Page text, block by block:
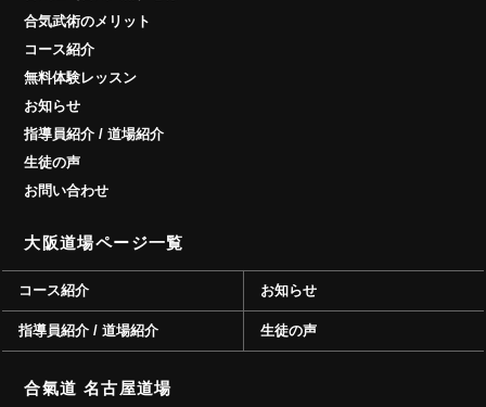
合気武術のメリット
コース紹介
無料体験レッスン
お知らせ
指導員紹介 / 道場紹介
生徒の声
お問い合わせ
大阪道場ページ一覧
コース紹介 お知らせ
指導員紹介 / 道場紹介 生徒の声
合氣道 名古屋道場